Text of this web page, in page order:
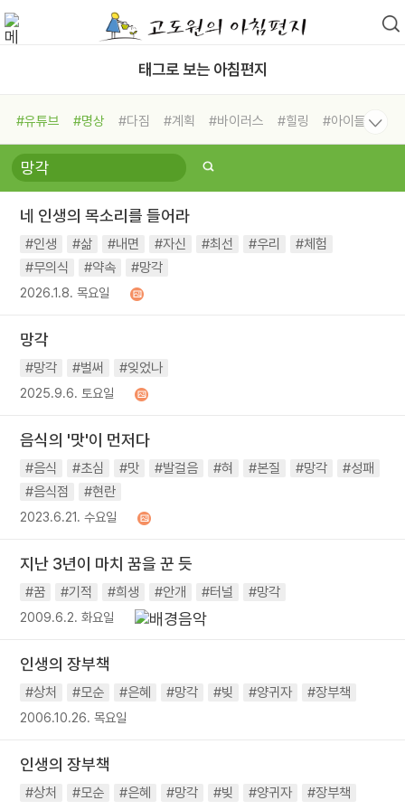
태그로 보는 아침편지
#유튜브 #명상 #다짐 #계획 #바이러스 #힐링
#아이들
#비전캠프
#독서캠프 #삶
#희망
#나눔 #친구 #링컨학교
#독서
#건강 #면역력
네 인생의 목소리를 들어라
#인생 #삶 #내면 #자신 #최선 #우리
#체험
#무의식
#약속 #망각
2026.1.8. 목요일
망각
#망각 #벌써 #잊었나
2025.9.6. 토요일
음식의 '맛'이 먼저다
#음식 #초심 #맛 #발걸음 #혀 #본질 #망각
#성패
#음식점
#현란
2023.6.21. 수요일
지난 3년이 마치 꿈을 꾼 듯
#꿈 #기적 #희생 #안개 #터널 #망각
2009.6.2. 화요일
인생의 장부책
#상처 #모순 #은혜 #망각 #빚 #양귀자 #장부책
2006.10.26. 목요일
인생의 장부책
#상처 #모순 #은혜 #망각 #빚 #양귀자 #장부책